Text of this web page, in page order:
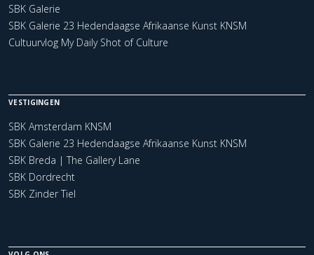
SBK Galerie
SBK Galerie 23 Hedendaagse Afrikaanse Kunst KNSM
Cultuurvlog My Daily Shot of Culture
VESTIGINGEN
SBK Amsterdam KNSM
SBK Galerie 23 Hedendaagse Afrikaanse Kunst KNSM
SBK Breda | The Gallery Lane
SBK Dordrecht
SBK Zinder Tiel